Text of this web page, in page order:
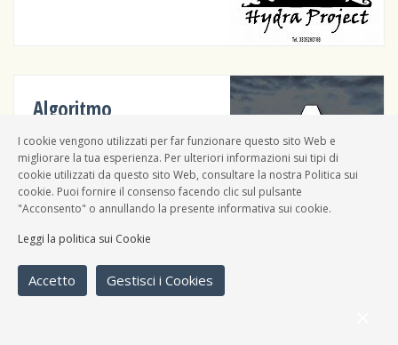
Algoritmo
Band
Rock 'n' roll
Bad Liars
I cookie vengono utilizzati per far funzionare questo sito Web e
migliorare la tua esperienza. Per ulteriori informazioni sui tipi di
cookie utilizzati da questo sito Web, consultare la nostra Politica sui
cookie. Puoi fornire il consenso facendo clic sul pulsante
"Acconsento" o annullando la presente informativa sui cookie.
Leggi la politica sui Cookie
Accetto Gestisci i Cookies